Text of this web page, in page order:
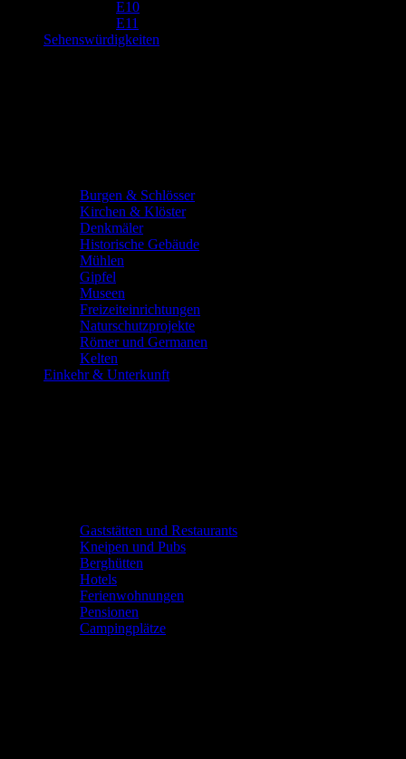
E10
E11
Sehenswürdigkeiten
Burgen & Schlösser
Kirchen & Klöster
Denkmäler
Historische Gebäude
Mühlen
Gipfel
Museen
Freizeiteinrichtungen
Naturschutzprojekte
Römer und Germanen
Kelten
Einkehr & Unterkunft
Gaststätten und Restaurants
Kneipen und Pubs
Berghütten
Hotels
Ferienwohnungen
Pensionen
Campingplätze